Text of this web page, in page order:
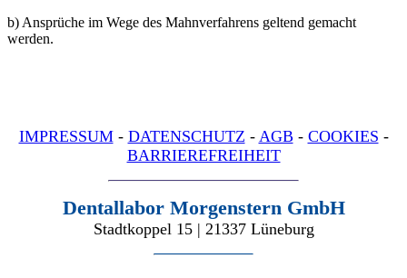
b) Ansprüche im Wege des Mahnverfahrens geltend gemacht
werden.
IMPRESSUM- DATENSCHUTZ - AGB- COOKIES -
BARRIEREFREIHEIT
Dentallabor Morgenstern GmbH
Stadtkoppel 15 | 21337 Lüneburg